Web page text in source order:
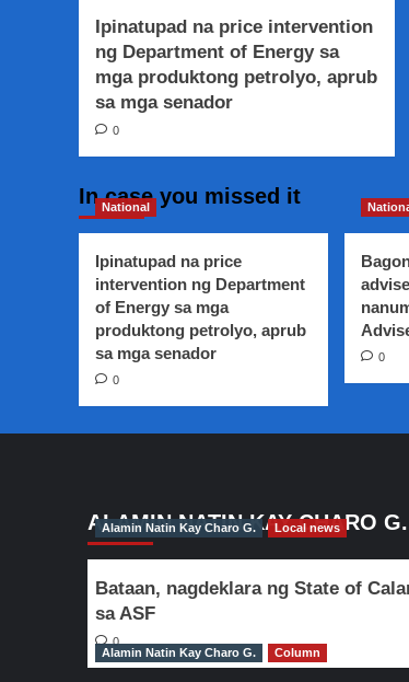
Ipinatupad na price intervention
ng Department of Energy sa
mga produktong petrolyo, aprub
sa mga senador
0
In case you missed it
National
Ipinatupad na price
intervention ng Department
of Energy sa mga
produktong petrolyo, aprub
sa mga senador
0
0
ALAMIN NATIN KAY CHARO G.
Alamin Natin Kay Charo G. Local news
Bataan, nagdeklara ng State of
sa ASF
0
Alamin Natin Kay Charo G.
Column